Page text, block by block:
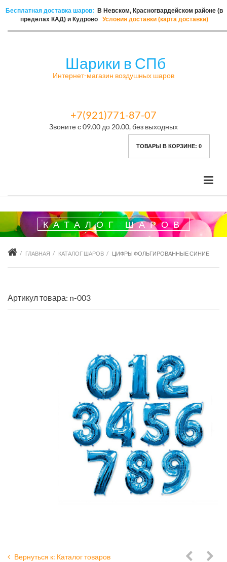
Бесплатная доставка шаров:
В Невском, Красногвардейском районе (в
пределах КАД) и Кудрово
Условия доставки (карта доставки)
Шарики в СПб
Интернет-магазин воздушных шаров
+7(921)771-87-07
Звоните с 09.00 до 20.00, без выходных
ТОВАРЫ В КОРЗИНЕ: 0
КАТАЛОГ ШАРОВ
ГЛАВНАЯ КАТАЛОГ ШАРОВ ЦИФРЫ ФОЛЬГИРОВАННЫЕ СИНИЕ
Артикул товара: n-003
Вернуться к: Каталог товаров